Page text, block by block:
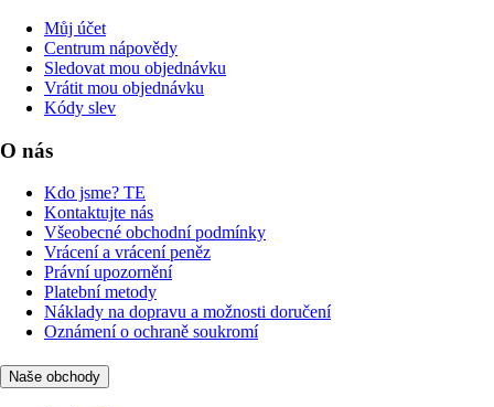
Můj účet
Centrum nápovědy
Sledovat mou objednávku
Vrátit mou objednávku
Kódy slev
O nás
Kdo jsme? TE
Kontaktujte nás
Všeobecné obchodní podmínky
Vrácení a vrácení peněz
Právní upozornění
Platební metody
Náklady na dopravu a možnosti doručení
Oznámení o ochraně soukromí
Naše obchody